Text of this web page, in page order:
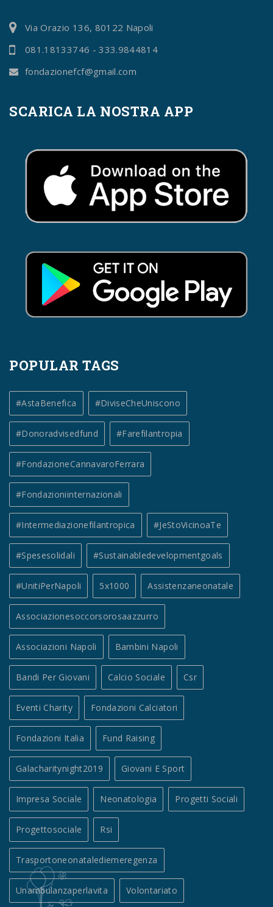
Via Orazio 136, 80122 Napoli
081.18133746 - 333.9844814
fondazionefcf@gmail.com
SCARICA LA NOSTRA APP
POPULAR TAGS
#AstaBenefica #DiviseCheUniscono
#donoradvisedfund #farefilantropia
#FondazioneCannavaroFerrara
#fondazioniinternazionali
#intermediazionefilantropica #JeStoVicinoaTe
#spesesolidali #sustainabledevelopmentgoals
#UnitiPerNapoli 5x1000 Assistenzaneonatale
Associazionesoccorsorosaazzurro
Associazioni Napoli Bambini Napoli
Bandi Per Giovani Calcio Sociale Csr
Eventi Charity Fondazioni Calciatori
Fondazioni Italia Fund Raising
Galacharitynight2019 Giovani E Sport
Impresa Sociale Neonatologia Progetti Sociali
Progettosociale Rsi
Trasportoneonatalediemeregenza
Unambulanzaperlavita Volontariato